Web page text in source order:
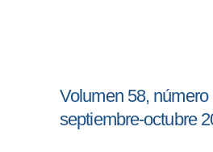
Volumen 58, número
septiembre-octubre